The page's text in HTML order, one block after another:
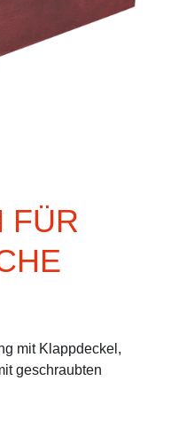
FÜR
mit Klappdeckel,
geschraubten